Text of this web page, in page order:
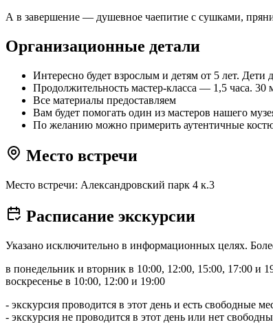
А в завершение — душевное чаепитие с сушками,
Организационные детали
Интересно будет взрослым и детям от 5 лет.
Продолжительность мастер-класса — 1,5 часа.
Все материалы предоставляем
Вам будет помогать один из мастеров нашего
По желанию можно примерить аутентичные
Место встречи
Место встречи: Александровский парк 4 к.3
Расписание экскурсии
Указано исключительно в информационных целях.
в понедельник и вторник в 10:00, 12:00, 15:00, 17:00 и
воскресенье в 10:00, 12:00 и 19:00
- экскурсия проводится в этот день и есть свободные
- экскурсия не проводится в этот день или нет